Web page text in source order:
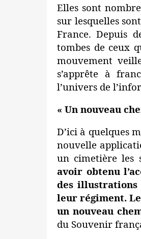
Elles sont
sur lesquelles
France. Depuis
tombes de ceux
mouvement
s’apprête à
l’univers de
« Un nouveau
D’ici à quelques
nouvelle
un cimetière les
avoir obtenu
des
leur régiment.
un nouveau
du Souvenir